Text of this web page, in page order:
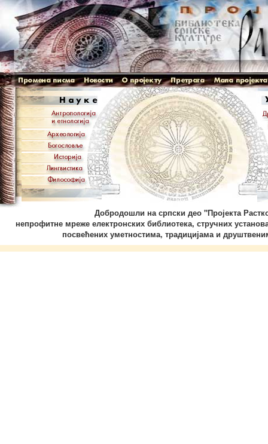
Добродошли на српски део "Пројекта
непрофитне мреже електронских библиотека, стручних
посвећених уметностима, традицијама и